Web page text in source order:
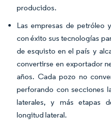
producidos.
Las empresas de petróleo
con éxito sus tecnologías
de esquisto en el país y
convertirse en exportador
años. Cada pozo no
perforando con secciones
laterales, y más etapas
longitud lateral.